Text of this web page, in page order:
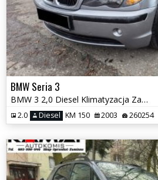
BMW Seria 3
BMW 3 2,0 Diesel Klimatyzacja Zamiana
2.0 Diesel KM 150 2003 260254